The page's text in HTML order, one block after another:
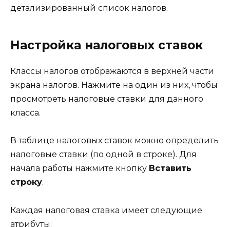
детализированный список налогов.
Настройка налоговых ставок
Классы налогов отображаются в верхней части
экрана налогов. Нажмите на один из них, чтобы
просмотреть налоговые ставки для данного
класса.
В таблице налоговых ставок можно определить
налоговые ставки (по одной в строке). Для
начала работы нажмите кнопку Вставить
строку.
Каждая налоговая ставка имеет следующие
атрибуты: